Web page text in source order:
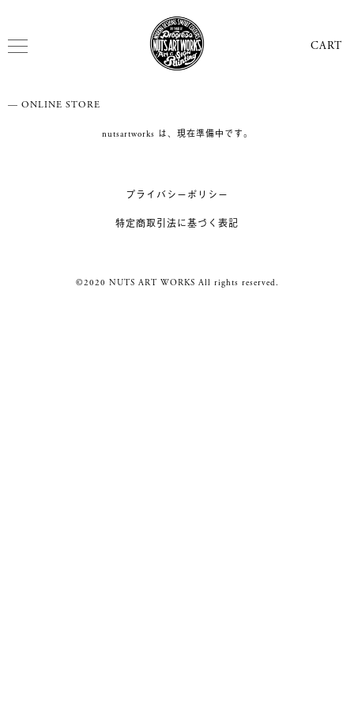
CART
— ONLINE STORE
nutsartworks は、現在準備中です。
プライバシーポリシー
特定商取引法に基づく表記
©2020 NUTS ART WORKS All rights reserved.